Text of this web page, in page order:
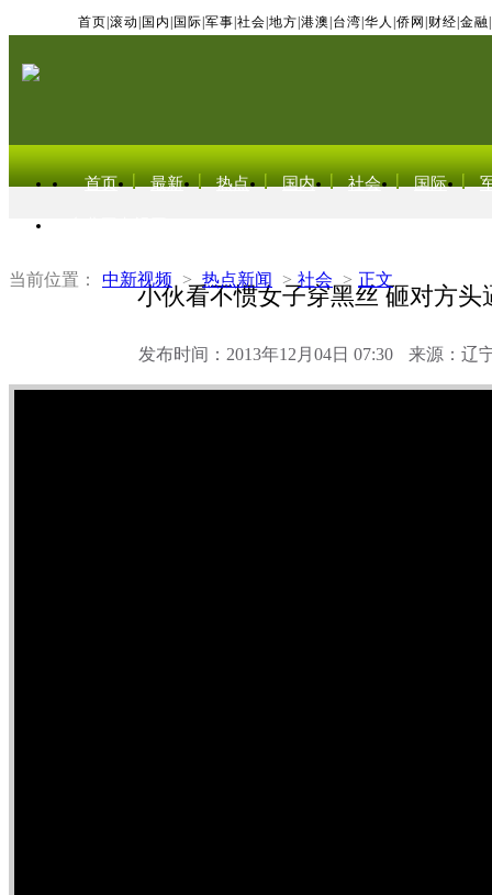
首页 滚动 国内 国际 军事 社会 地方 港澳 台湾 华人 侨网 财经 金融
首页 最新 热点 国内 社会 国际
当前位置： 中新视频 > 热点新闻 > 社会 > 正文
小伙看不惯女子穿黑丝 砸对方头
发布时间：2013年12月04日 07:30 来源：辽